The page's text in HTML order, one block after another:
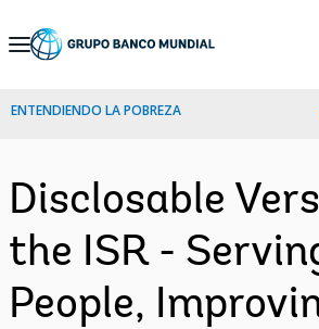
Skip
Navigation
ENTENDIENDO LA POBREZA
Disclosable
the ISR -
People,